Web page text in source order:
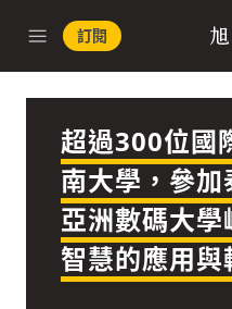
訂閱
快速連結
超過300位國
南大學，參
亞洲數碼大
智慧的應用與